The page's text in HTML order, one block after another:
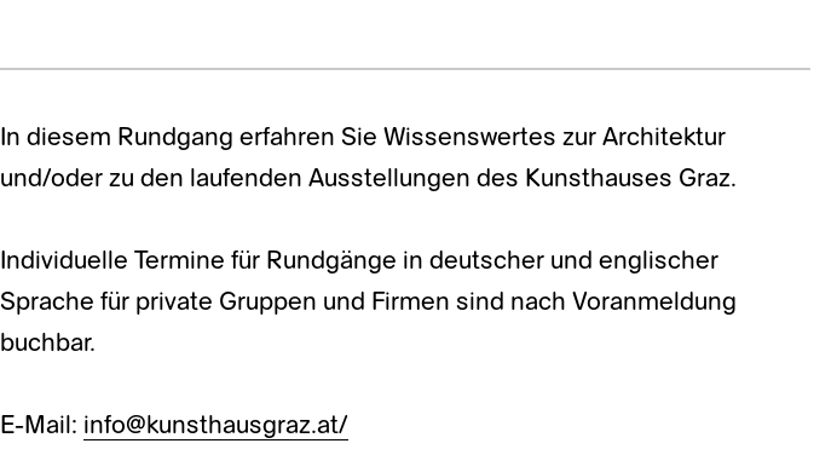
In diesem Rundgang erfahren Sie Wissenswertes zur Architektur
und/oder zu den laufenden Ausstellungen des Kunsthauses Graz.
Individuelle Termine für Rundgänge in deutscher und englischer
Sprache für private Gruppen und Firmen sind nach Voranmeldung
buchbar.
E-Mail: info@kunsthausgraz.at/